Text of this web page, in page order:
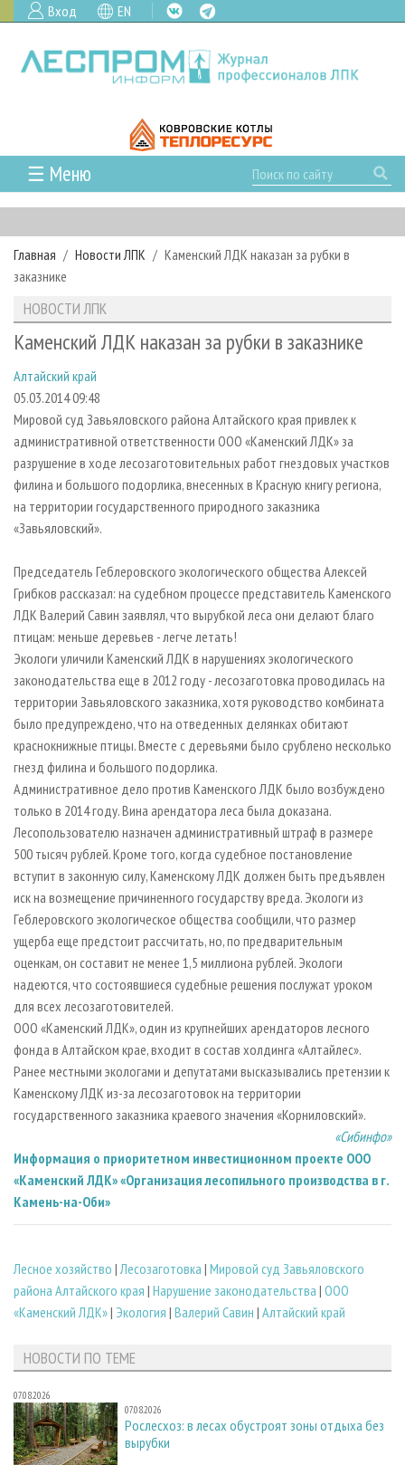
Вход EN
☰ Меню
ГЛАВНАЯ
РУБРИКИ И ТЕМЫ
РУБРИКИ ЖУРНАЛА
ЛЕСОЗАГОТОВКА
ЛЕСОПИЛЕНИЕ
ДЕРЕВООБРАБОТКА
СУШКА ДРЕВЕСИНЫ
ПРОИЗВОДСТВО ДРЕВЕСНЫХ ПЛИТ
ДЕРЕВЯННОЕ ДОМОСТРОЕНИЕ
ПРОИЗВОДСТВО МЕБЕЛИ
БИОЭНЕРГЕТИКА
ЦБП
ИНСТРУМЕНТ И МАТЕРИАЛЫ
НОВОСТИ
НОВОСТИ ЛПК
НОВОСТИ ЖУРНАЛА
НОВОСТИ КОМПАНИЙ
ПРОЕКТЫ ЛПИ
АНАЛИТИКА
ПРЕДПРИЯТИЯ ЛПК
ЛЕСНЫЕ РЕГИОНЫ РОССИИ
ПЕРСОНЫ
МОБИЛЬНЫЕ ВЫСТАВКИ
ОФИЦИАЛЬНЫЕ ДЕЛЕГАЦИИ
ПРИОРИТЕТНЫЕ ИНВЕСТПРОЕКТЫ
RUSSIAN FORESTRY REVIEW
ГАЗЕТА ЛЕСПРОМФОРУМ
БИБЛИОТЕКА СПЕЦИАЛИСТА
АРХИВ ЖУРНАЛОВ
СТАТЬИ
ПОДПИСКА
КОНТАКТЫ
РЕКЛАМОДАТЕЛЯМ
РЕКЛАМА
РЕКЛАМА НА САЙТЕ
Главная Новости ЛПК
Каменский ЛДК наказан за рубки в
заказнике
НОВОСТИ ЛПК
Каменский ЛДК наказан за рубки в заказнике
Алтайский край
05.03.2014 09:48
Мировой суд Завьяловского района Алтайского края привлек к
административной ответственности ООО «Каменский ЛДК» за
разрушение в ходе лесозаготовительных работ гнездовых участков
филина и большого подорлика, внесенных в Красную книгу региона,
на территории государственного природного заказника
«Завьяловский».
Председатель Геблеровского экологического общества Алексей
Грибков рассказал: на судебном процессе представитель Каменского
ЛДК Валерий Савин заявлял, что вырубкой леса они делают благо
птицам: меньше деревьев - легче летать!
Экологи уличили Каменский ЛДК в нарушениях экологического
законодательства еще в 2012 году - лесозаготовка проводилась на
территории Завьяловского заказника, хотя руководство комбината
было предупреждено, что на отведенных делянках обитают
краснокнижные птицы. Вместе с деревьями было срублено несколько
гнезд филина и большого подорлика.
Административное дело против Каменского ЛДК было возбуждено
только в 2014 году. Вина арендатора леса была доказана.
Лесопользователю назначен административный штраф в размере
500 тысяч рублей. Кроме того, когда судебное постановление
вступит в законную силу, Каменскому ЛДК должен быть предъявлен
иск на возмещение причиненного государству вреда. Экологи из
Геблеровского экологическое общества сообщили, что размер
ущерба еще предстоит рассчитать, но, по предварительным
оценкам, он составит не менее 1,5 миллиона рублей. Экологи
надеются, что состоявшиеся судебные решения послужат уроком
для всех лесозаготовителей.
ООО «Каменский ЛДК», один из крупнейших арендаторов лесного
фонда в Алтайском крае, входит в состав холдинга «Алтайлес».
Ранее местными экологами и депутатами высказывались претензии к
Каменскому ЛДК из-за лесозаготовок на территории
государственного заказника краевого значения «Корниловский».
«Сибинфо»
Информация о приоритетном инвестиционном проекте ООО
«Каменский ЛДК» «Организация лесопильного производства в г.
Камень-на-Оби»
Лесное хозяйство |Лесозаготовка | Мировой суд Завьяловского
района Алтайского края | Нарушение законодательства | ООО
«Каменский ЛДК»| Экология | Валерий Савин | Алтайский край
НОВОСТИ ПО ТЕМЕ
07.08.2026
07.08.2026
Рослесхоз: в лесах обустроят зоны отдыха без
вырубки